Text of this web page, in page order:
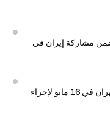
يضمن مشاركة إيران في
وصول وزير الداخلية في باكستان إلى طهران في 16 مايو لإجراء